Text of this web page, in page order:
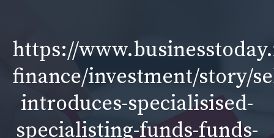
https://
finance/investment/story/
introduces-specialisised-
specialisting-funds-funds-